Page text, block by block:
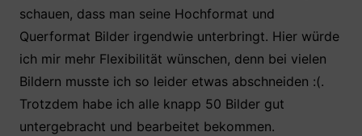
schauen, dass man seine Hochformat und
Querformat Bilder irgendwie unterbringt. Hier würde
ich mir mehr Flexibilität wünschen, denn bei vielen
Bildern musste ich so leider etwas abschneiden :(.
Trotzdem habe ich alle knapp 50 Bilder gut
untergebracht und bearbeitet bekommen.